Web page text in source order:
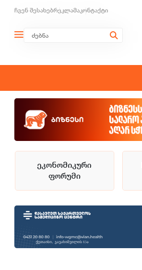
ჩვენ შესახებრეკლამაკონტაქტი
ეკონომიკური
ფორუმი